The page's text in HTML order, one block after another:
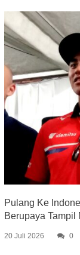
Pulang Ke
Berupaya
20 Juli 2026 0